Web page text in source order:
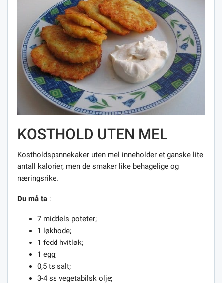
KOSTHOLD UTEN MEL
Kostholdspannekaker uten mel inneholder et ganske lite
antall kalorier, men de smaker like behagelige og
næringsrike.
Du må ta :
7 middels poteter;
1 løkhode;
1 fedd hvitløk;
1 egg;
0,5 ts salt;
3-4 ss vegetabilsk olje;